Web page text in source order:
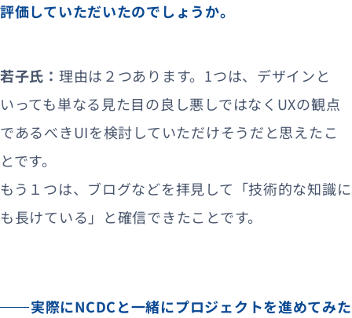
評価していただいたのでしょうか。
若子氏： 理由は２つあります。1つは、デザインと
いっても単なる見た目の良し悪しではなくUXの観点
であるべきUIを検討していただけそうだと思えたこ
とです。
もう１つは、ブログなどを拝見して「技術的な知識に
も長けている」と確信できたことです。
実際にNCDCと一緒にプロジェクトを進めてみた